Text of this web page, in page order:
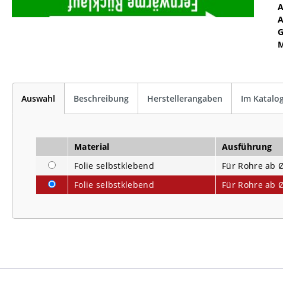
Auswahl Beschreibung Herstellerangaben Im
Material Ausführung
Folie selbstklebend
Für Rohre ab
Folie selbstklebend
Für Rohre ab